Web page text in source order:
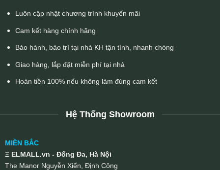
Luôn cập nhật chương trình khuyến mãi
Cam kết hàng chính hãng
Bảo hành, bảo trì tại nhà KH tận tình, nhanh chóng
Giao hàng, lắp đặt miễn phí tại nhà
Hoàn tiền 100% nếu không làm đúng cam kết
Hệ Thống Showroom
MIỀN BẮC
Ξ ELMALL.vn - Đống Đa, Hà Nội
The Manor Nguyễn Xiển, Định Công